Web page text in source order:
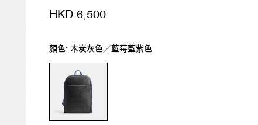
HKD 6,500
顏色: 木炭灰色／藍莓藍紫色